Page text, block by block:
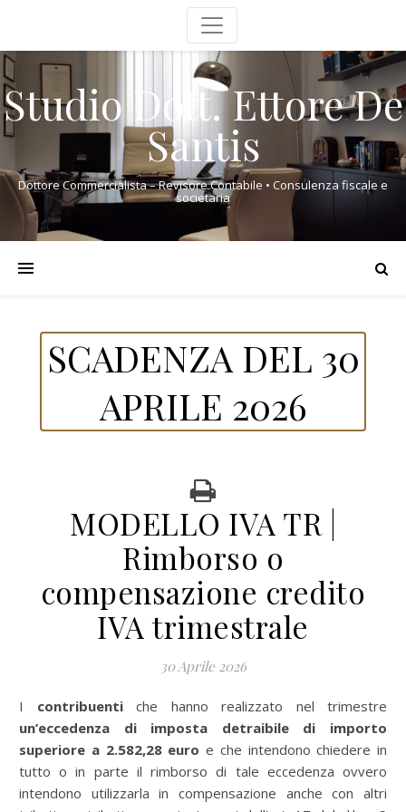
Studio Dott. Ettore De
Santis
Dottore Commercialista – Revisore Contabile • Consulenza fiscale e
societaria
SCADENZA DEL 30
APRILE 2026
MODELLO IVA TR |
Rimborso o
compensazione credito
IVA trimestrale
30 Aprile 2026
I contribuentiche hanno realizzato nel trimestre
un’eccedenza di imposta detraibile di importo
superiore a 2.582,28 euro e che intendono chiedere in
tutto o in parte il rimborso di tale eccedenza ovvero
intendono utilizzarla in compensazione anche con altri